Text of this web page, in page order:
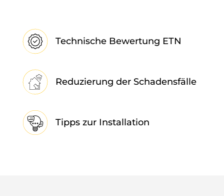
Technische Bewertung ETN
Reduzierung der Schadensfälle
Tipps zur Installation